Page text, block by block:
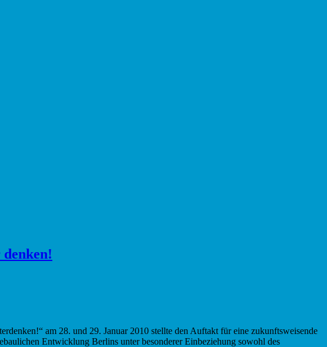
am 28. und 29. Januar 2010 stellte den Auftakt für eine zukunftsweisende
Entwicklung Berlins unter besonderer Einbeziehung sowohl des